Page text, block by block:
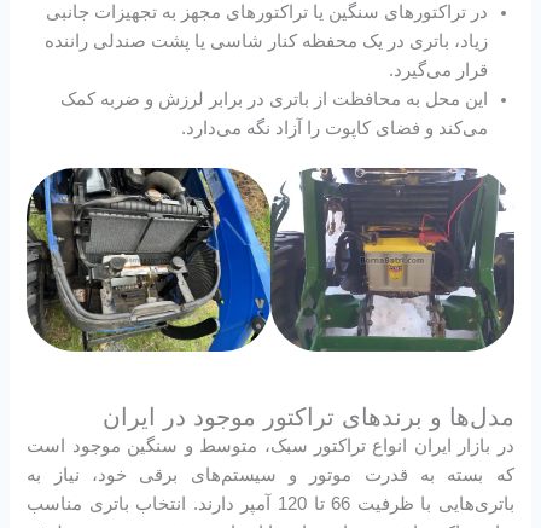
در تراکتورهای سنگین یا تراکتورهای مجهز به تجهیزات جانبی
زیاد، باتری در یک محفظه کنار شاسی یا پشت صندلی راننده
قرار می‌گیرد.
این محل به محافظت از باتری در برابر لرزش و ضربه کمک
می‌کند و فضای کاپوت را آزاد نگه می‌دارد.
مدل‌ها و برندهای تراکتور موجود در ایران
در بازار ایران انواع تراکتور سبک، متوسط و سنگین موجود است
که بسته به قدرت موتور و سیستم‌های برقی خود، نیاز به
باتری‌هایی با ظرفیت 66 تا 120 آمپر دارند. انتخاب باتری مناسب